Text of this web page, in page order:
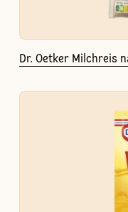
Dr. Oetker Milchreis